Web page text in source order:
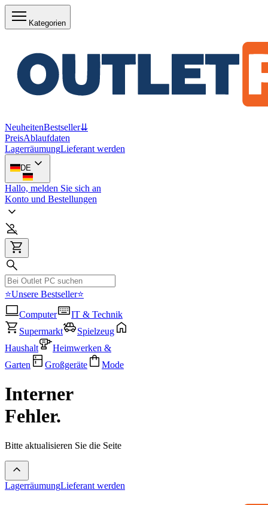
Kategorien
NeuheitenBestseller⇊
PreisAblaufdaten
LagerräumungLieferant werden
DE
Hallo, melden Sie sich an
Konto und Bestellungen
⭐Unsere Bestseller⭐
Computer
IT & Technik
Supermarkt
Spielzeug
Haushalt
Heimwerken &
Garten
Großgeräte Mode
Interner
Fehler.
Bitte aktualisieren Sie die Seite
LagerräumungLieferant werden